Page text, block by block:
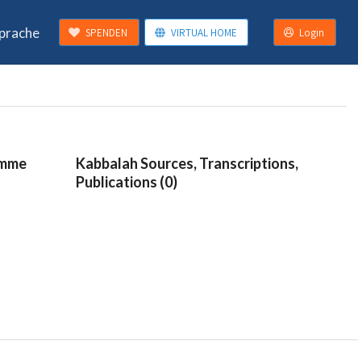
SPENDEN VIRTUAL HOME Login
Kabbalah Sources, Transcriptions,
Publications (0)